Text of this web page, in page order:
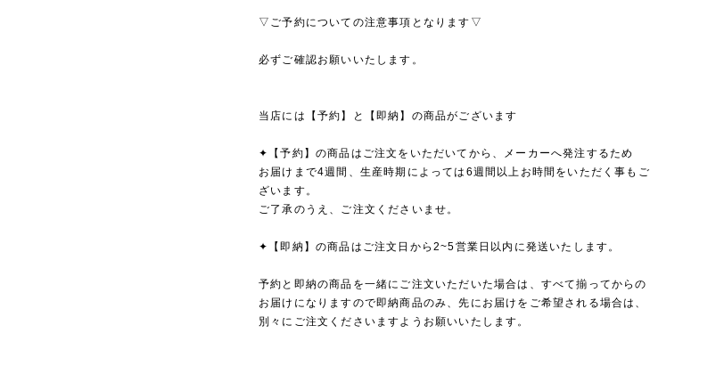
▽ご予約についての注意事項となります▽
必ずご確認お願いいたします。
当店には【予約】と【即納】の商品がございます
✦【予約】の商品はご注文をいただいてから、メーカーへ発注するため
お届けまで4週間、生産時期によっては6週間以上お時間をいただく事もご
ざいます。
ご了承のうえ、ご注文くださいませ。
✦【即納】の商品はご注文日から2~5営業日以内に発送いたします。
予約と即納の商品を一緒にご注文いただいた場合は、すべて揃ってからの
お届けになりますので即納商品のみ、先にお届けをご希望される場合は、
別々にご注文くださいますようお願いいたします。